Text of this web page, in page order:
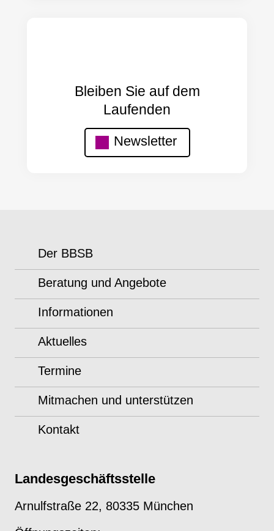
Bleiben Sie auf dem
Laufenden
Newsletter
Der BBSB
Beratung und Angebote
Informationen
Aktuelles
Termine
Mitmachen und unterstützen
Kontakt
Landesgeschäftsstelle
Arnulfstraße 22, 80335 München